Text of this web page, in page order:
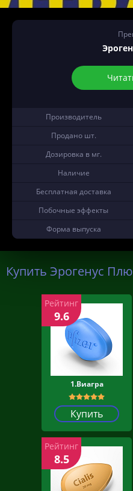
Производитель
Продано шт.
Дозировка в мг.
Наличие
Бесплатная доставка
Побочные эффекты
Форма выпуска
Купить Эрогенус
1.Виагра
Купить
Рейтинг
9.6
Рейтинг
8.5